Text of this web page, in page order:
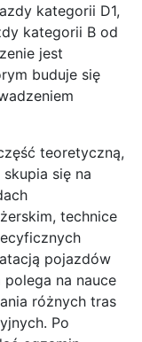
kategorii D1,
kategorii B od
jest
buduje się
teoretyczną,
się na
technice
pojazdów
na nauce
różnych tras
Po